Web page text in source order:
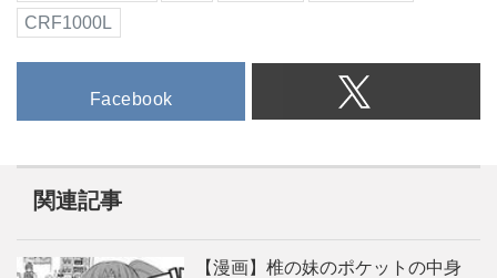
CRF1000L
Facebook
関連記事
【漫画】椎の妹のポケットの中身